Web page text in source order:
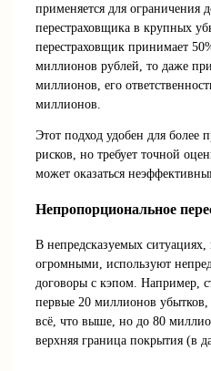
применяется для ограничения
перестраховщика в крупных
перестраховщик принимает
миллионов рублей, то даже
миллионов, его
миллионов.
Этот подход удобен для более
рисков, но требует точной
может оказаться
Непропорциональное
В непредсказуемых ситуациях,
огромными, используют
договоры с кэпом. Например,
первые 20 миллионов
всё, что выше, но до 80
верхняя граница покрытия (в